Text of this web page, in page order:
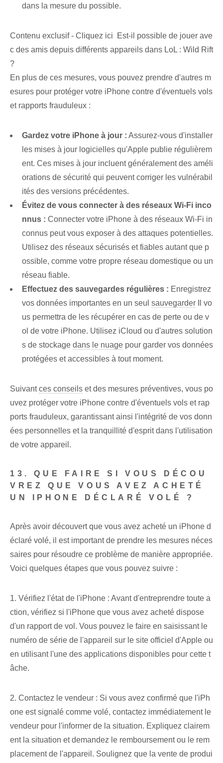
dans la mesure du possible.
Contenu exclusif - Cliquez ici Est-il possible de jouer ave
c des amis depuis différents appareils dans LoL : Wild Rift
?
En plus de ces mesures, vous pouvez prendre d'autres m
esures pour protéger votre iPhone contre d'éventuels vols
et rapports frauduleux :
Gardez votre iPhone à jour : Assurez-vous d'installer
les mises à jour logicielles qu'Apple publie régulièrem
ent. Ces mises à jour incluent généralement des améli
orations de sécurité qui peuvent corriger les vulnérabil
ités des versions précédentes.
Évitez de vous connecter à des réseaux Wi-Fi inco
nnus : Connecter votre iPhone à des réseaux Wi-Fi in
connus peut vous exposer à des attaques potentielles.
Utilisez des réseaux sécurisés et fiables autant que p
ossible, comme votre propre réseau domestique ou un
réseau fiable.
Effectuez des sauvegardes régulières : Enregistrez
vos données importantes en un seul sauvegarder Il vo
us permettra de les récupérer en cas de perte ou de v
ol de votre iPhone. Utilisez iCloud ou d'autres solution
s de stockage dans le nuage pour garder vos données
protégées et accessibles à tout moment.
Suivantces conseils et des mesures préventives, vous po
uvez protéger votre iPhone contre d'éventuels vols et rap
ports frauduleux, garantissant ainsi l'intégrité de vos donn
ées personnelles et la tranquillité d'esprit dans l'utilisation
de votre appareil.
13. QUE FAIRE SI VOUS DÉCOU
VREZ QUE VOUS AVEZ ACHETÉ
UN IPHONE DÉCLARÉ VOLÉ ?
Après avoir découvert que vous avez acheté un iPhone d
éclaré volé, il est important de prendre les mesures néces
saires pour résoudre ce problème de manière appropriée.
Voici quelques étapes que vous pouvez suivre :
1. Vérifiez l'état de l'iPhone : Avant d'entreprendre toute a
ction, vérifiez si l'iPhone que vous avez acheté dispose
d'un rapport de vol. Vous pouvez le faire en saisissant le
numéro de série de l'appareil sur le site officiel d'Apple ou
en utilisant l'une des applications disponibles pour cette t
âche.
2. Contactez le vendeur : Si vous avez confirmé que l'iPh
one est signalé comme volé, contactez immédiatement le
vendeur pour l'informer de la situation. Expliquez clairem
ent la situation et demandez le remboursement ou le rem
placement de l'appareil. Soulignez que la vente de produi